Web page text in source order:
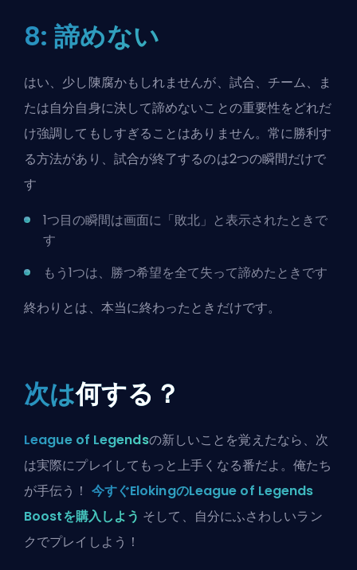
8: 諦めない
はい、少し陳腐かもしれませんが、試合、チーム、ま
たは自分自身に決して諦めないことの重要性をどれだ
け強調してもしすぎることはありません。常に勝利す
る方法があり、試合が終了するのは2つの瞬間だけで
す
1つ目の瞬間は画面に「敗北」と表示されたときで
す
もう1つは、勝つ希望を全て失って諦めたときです
終わりとは、本当に終わったときだけです。
次は何する？
League of Legendsの新しいことを覚えたなら、次
は実際にプレイしてもっと上手くなる番だよ。俺たち
が手伝う！ 今すぐElokingのLeague of Legends
Boostを購入しよう そして、自分にふさわしいラン
クでプレイしよう！